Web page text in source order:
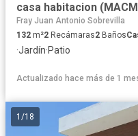
casa habitacion
Fray Juan Antonio Sobrevilla
132 m²2 Recámaras2 Baños
·Jardín·Patio
Actualizado hace más de 1
1 /18